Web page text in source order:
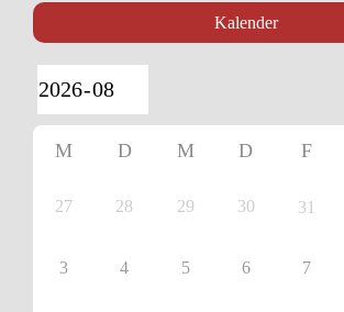
Kalender
M D M D F
27 28 29 30 31
3 4 5 6 7